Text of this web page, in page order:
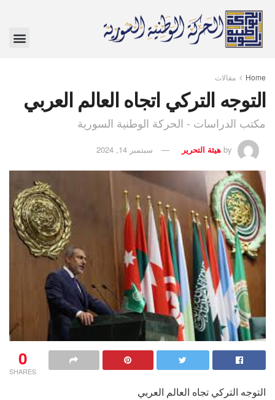
Home مقالات
التوجه التركي اتجاه العالم العربي
مكتب الدراسات - الحركة الوطنية السورية
by هيئة التحرير سبتمبر 14, 2024
0
SHARES
التوجه التركي تجاه العالم العربي